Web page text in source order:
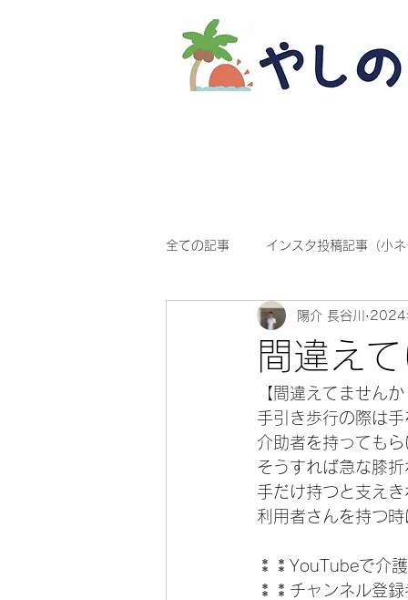
全ての記事 インスタ投稿記事（小
間違え
陽介 長谷川 2024
【間違えてません
手引き歩行の際は
介助者を持っても
そうすれば急な膝
手だけ持つと支え
利用者さんを持つ
⁑⁑YouTubeで介
⁑⁑チャンネル登